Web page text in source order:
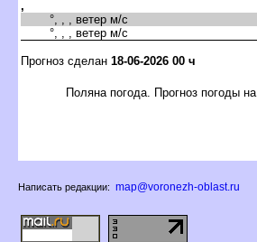
,
°, , , ветер м/с
°, , , ветер м/с
Прогноз сделан 18-06-2026 00 ч
Поляна погода. Прогноз погоды
Написать редакции: map@voronezh-oblast.ru